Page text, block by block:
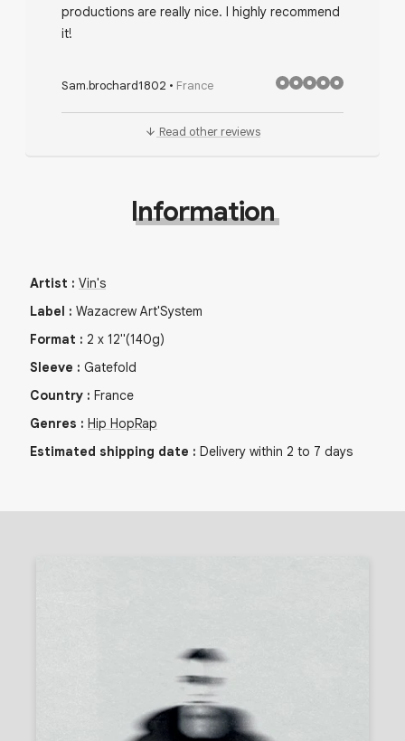
productions are really nice. I highly recommend
it!
Sam.brochard1802 • France
Read other reviews
Information
Artist : Vin's
Label : Wazacrew Art'System
Format : 2 x 12"(140g)
Sleeve : Gatefold
Country : France
Genres : Hip HopRap
Estimated shipping date : Delivery within 2 to 7 days